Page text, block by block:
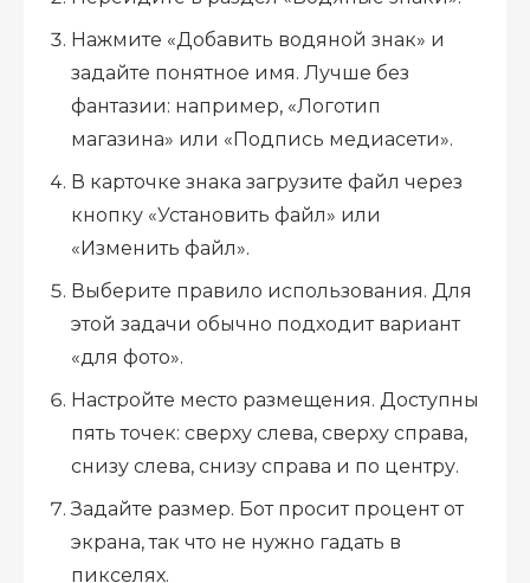
Нажмите «Добавить водяной знак» и
задайте понятное имя. Лучше без
фантазии: например, «Логотип
магазина» или «Подпись медиасети».
В карточке знака загрузите файл через
кнопку «Установить файл» или
«Изменить файл».
Выберите правило использования. Для
этой задачи обычно подходит вариант
«для фото».
Настройте место размещения. Доступны
пять точек: сверху слева, сверху справа,
снизу слева, снизу справа и по центру.
Задайте размер. Бот просит процент от
экрана, так что не нужно гадать в
пикселях.